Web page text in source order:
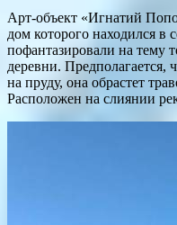
Арт-объект «Игнатий
дом которого находился
пофантазировали на тему
деревни. Предполагается,
на пруду, она обрастет
Расположен на слиянии